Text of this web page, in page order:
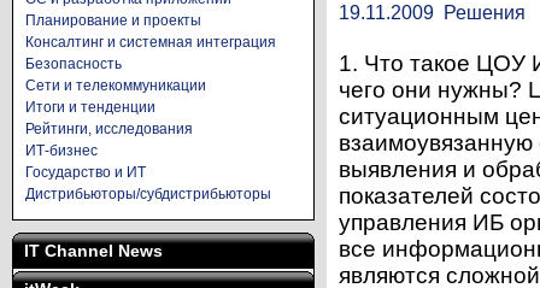
Планирование и проекты
Консалтинг и системная интеграция
Безопасность
Сети и телекоммуникации
Итоги и тенденции
Рейтинги, исследования
ИТ-бизнес
Государство и ИТ
Дистрибьюторы/субдистрибьюторы
IT Channel News
19.11.2009 Решения
1. Что такое ЦОУ
чего они нужны?
ситуационным
взаимоувязанную
выявления и
показателей
управления ИБ
все
являются